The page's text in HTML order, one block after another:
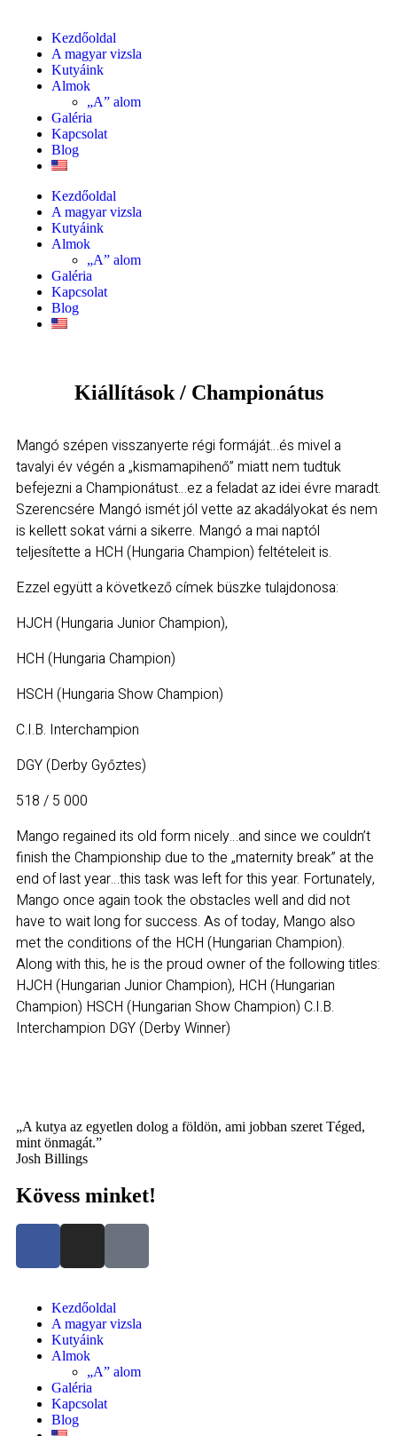
Kezdőoldal
A magyar vizsla
Kutyáink
Almok
„A” alom
Galéria
Kapcsolat
Blog
Kezdőoldal
A magyar vizsla
Kutyáink
Almok
„A” alom
Galéria
Kapcsolat
Blog
Kiállítások / Championátus
Mangó szépen visszanyerte régi formáját…és mivel a
tavalyi év végén a „kismamapihenő” miatt nem tudtuk
befejezni a Championátust…ez a feladat az idei évre maradt.
Szerencsére Mangó ismét jól vette az akadályokat és nem
is kellett sokat várni a sikerre. Mangó a mai naptól
teljesítette a HCH (Hungaria Champion) feltételeit is.
Ezzel együtt a következő címek büszke tulajdonosa:
HJCH (Hungaria Junior Champion),
HCH (Hungaria Champion)
HSCH (Hungaria Show Champion)
C.I.B. Interchampion
DGY (Derby Győztes)
518 / 5 000
Mango regained its old form nicely…and since we couldn’t
finish the Championship due to the „maternity break” at the
end of last year…this task was left for this year. Fortunately,
Mango once again took the obstacles well and did not
have to wait long for success. As of today, Mango also
met the conditions of the HCH (Hungarian Champion).
Along with this, he is the proud owner of the following titles:
HJCH (Hungarian Junior Champion), HCH (Hungarian
Champion) HSCH (Hungarian Show Champion) C.I.B.
Interchampion DGY (Derby Winner)
„A kutya az egyetlen dolog a földön, ami jobban szeret Téged,
mint önmagát.”
Josh Billings
Kövess minket!
Kezdőoldal
A magyar vizsla
Kutyáink
Almok
„A” alom
Galéria
Kapcsolat
Blog